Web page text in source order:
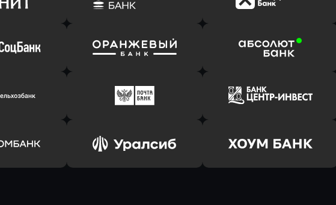
в АТБ Банк
в Драйв Клик Банк
заявку
Банк
Оправить заявку
в Ингосстрах Банк
Оправить заявку
в Райффайзен Банк
заявку
Оправить заявку
в Банк Оранжевый
Оправить заявку
в Абсолют Банк
заявку
Оправить заявку
в Почта Банк
Оправить заявку
в Центр-Инвест